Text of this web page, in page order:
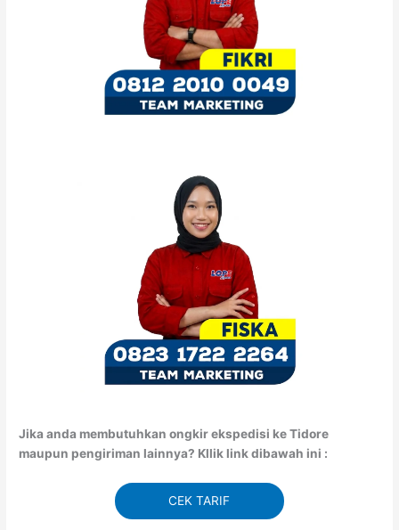
Jika anda membutuhkan ongkir ekspedisi ke Tidore
maupun pengiriman lainnya? Kllik link dibawah ini :
CEK TARIF